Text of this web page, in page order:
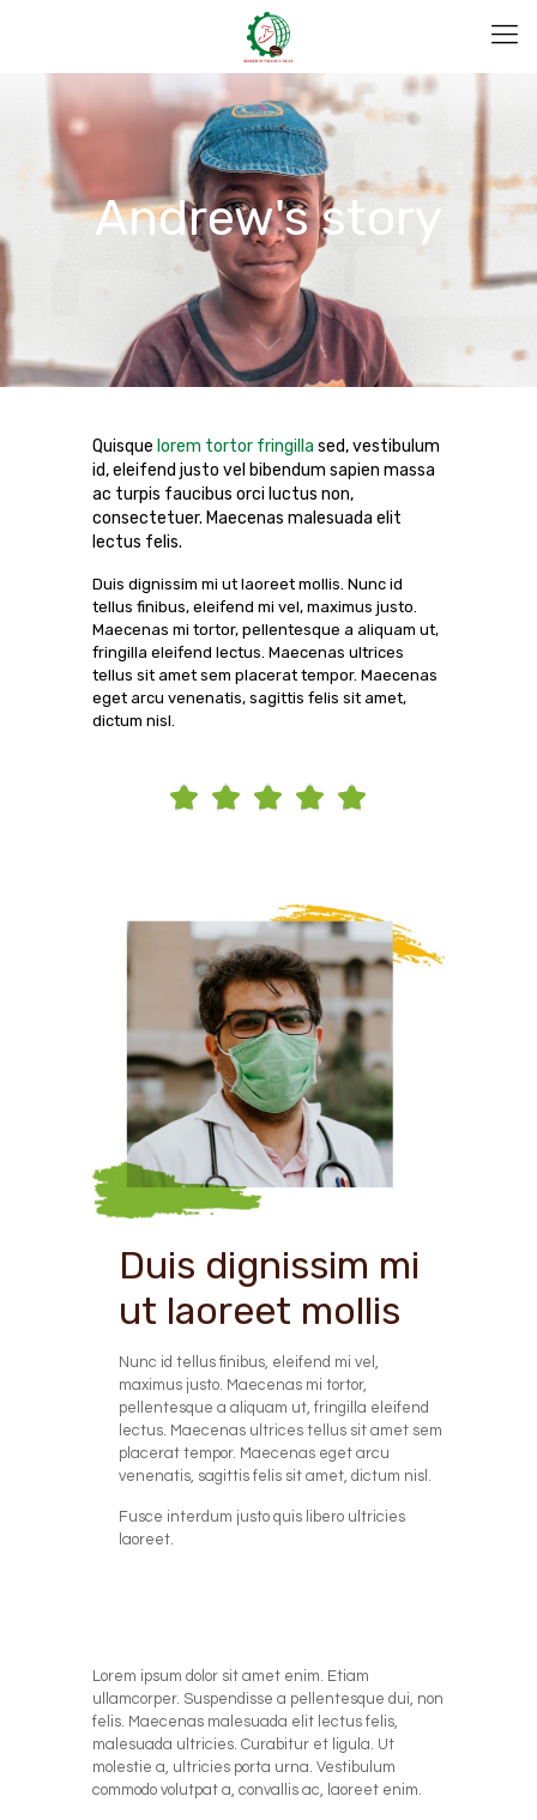
Andrew's story
Quisque lorem tortor fringilla sed, vestibulum
id, eleifend justo vel bibendum sapien massa
ac turpis faucibus orci luctus non,
consectetuer. Maecenas malesuada elit
lectus felis.
Duis dignissim mi ut laoreet mollis. Nunc id
tellus finibus, eleifend mi vel, maximus justo.
Maecenas mi tortor, pellentesque a aliquam ut,
fringilla eleifend lectus. Maecenas ultrices
tellus sit amet sem placerat tempor. Maecenas
eget arcu venenatis, sagittis felis sit amet,
dictum nisl.
    
Duis dignissim mi
ut laoreet mollis
Nunc id tellus finibus, eleifend mi vel,
maximus justo. Maecenas mi tortor,
pellentesque a aliquam ut, fringilla eleifend
lectus. Maecenas ultrices tellus sit amet sem
placerat tempor. Maecenas eget arcu
venenatis, sagittis felis sit amet, dictum nisl.
Fusce interdum justo quis libero ultricies
laoreet.
Lorem ipsum dolor sit amet enim. Etiam
ullamcorper. Suspendisse a pellentesque dui, non
felis. Maecenas malesuada elit lectus felis,
malesuada ultricies. Curabitur et ligula. Ut
molestie a, ultricies porta urna. Vestibulum
commodo volutpat a, convallis ac, laoreet enim.